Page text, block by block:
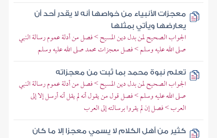
معجزات الأنبياء من خواصها أنه لا يقدر أحد أن
يعارضها ويأتي بمثلها
الجواب الصحيح لمن بدل دين المسيح > فصل من أدلة عموم رسالة النبي
صلى الله عليه وسلم > فصل معجزات محمد صلى الله عليه وسلم
تعلم نبوة محمد بما ثبت من معجزاته
الجواب الصحيح لمن بدل دين المسيح > فصل من أدلة عموم رسالة النبي
صلى الله عليه وسلم > فصل قول من يقول أنه لم يقل أنه أرسل إلا إلى
العرب > فصل إن لم يقروا برسالته إلى العرب
كثير من أهل الكلام لا يسمي معجزا إلا ما كان